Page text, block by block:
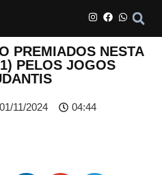
PREMIADOS NESTA
PELOS JOGOS
01/11/2024 04:44